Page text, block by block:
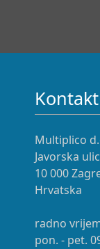
Kontakt
Multiplico
Javorska
10 000
Hrvatska
radno
pon. - pet.